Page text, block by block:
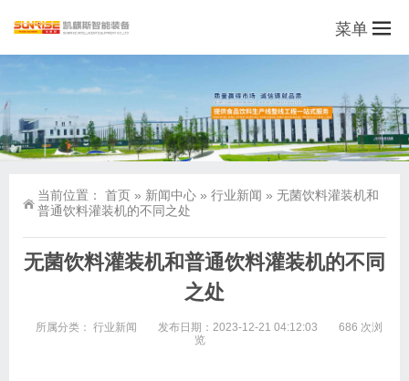
菜单
当前位置： 首页 » 新闻中心 » 行业新闻 » 无菌饮料灌装机和
普通饮料灌装机的不同之处
无菌饮料灌装机和普通饮料灌装机的不同
之处
所属分类： 行业新闻 发布日期：2023-12-21 04:12:03
686 次浏
览